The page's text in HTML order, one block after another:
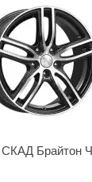
СКАД Брайтон